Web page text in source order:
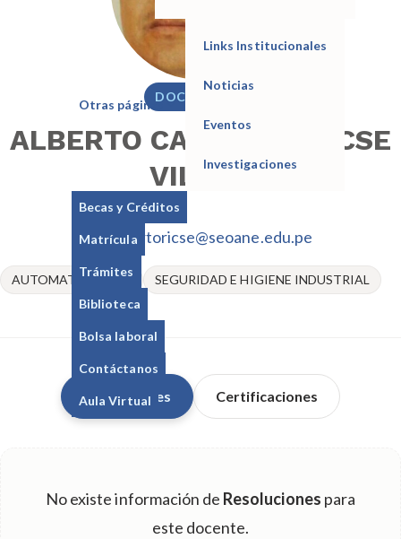
Otras páginas
Links Institucionales
Noticias
Eventos
Investigaciones
Becas y Créditos
Matrícula
Trámites
Biblioteca
Bolsa laboral
Contáctanos
Aula Virtual
DOCENTE
ALBERTO CAYETANO RICSE
VILLAR
albertoricse@seoane.edu.pe
AUTOMATIZACION SEGURIDAD E HIGIENE INDUSTRIAL
Resoluciones Certificaciones
No existe información de Resoluciones para
este docente.